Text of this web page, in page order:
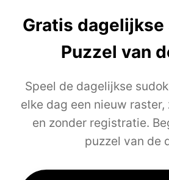
Gratis
Puzzel van
Speel de dagelijkse
elke dag een nieuw
en zonder registratie.
puzzel van de